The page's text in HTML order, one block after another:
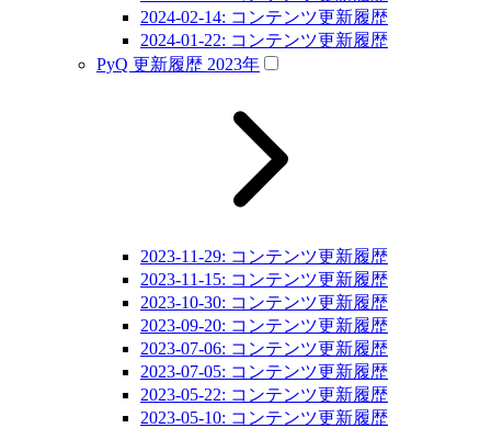
2024-02-14: コンテンツ更新履歴
2024-01-22: コンテンツ更新履歴
PyQ 更新履歴 2023年
2023-11-29: コンテンツ更新履歴
2023-11-15: コンテンツ更新履歴
2023-10-30: コンテンツ更新履歴
2023-09-20: コンテンツ更新履歴
2023-07-06: コンテンツ更新履歴
2023-07-05: コンテンツ更新履歴
2023-05-22: コンテンツ更新履歴
2023-05-10: コンテンツ更新履歴